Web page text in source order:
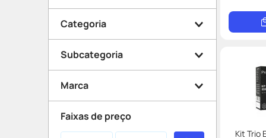
Beleza e Proteção
Dermocosméticos
Primeiros Socorros
Categoria
Proteção solar
Rosto
Corpo
Maquiagem
Subcategoria
Facial
Limpeza
Marca
Neutrogena
Faixas de preço
Kit Trio